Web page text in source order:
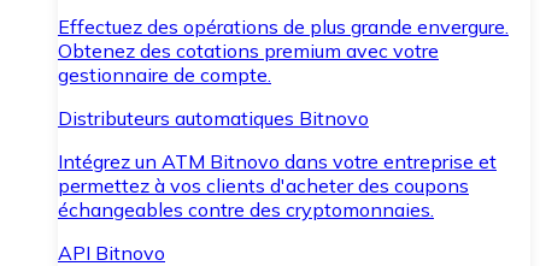
Effectuez des opérations de plus grande envergure.
Obtenez des cotations premium avec votre
gestionnaire de compte.
Distributeurs automatiques Bitnovo
Intégrez un ATM Bitnovo dans votre entreprise et
permettez à vos clients d'acheter des coupons
échangeables contre des cryptomonnaies.
API Bitnovo